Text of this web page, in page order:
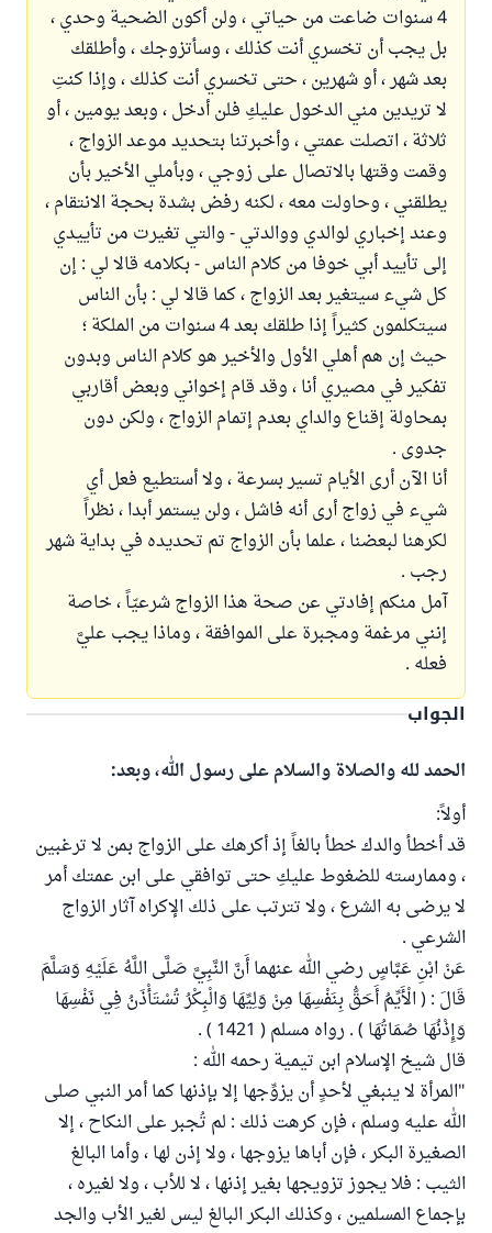
4 سنوات ضاعت من حياتي ، ولن أكون الضحية وحدي ،
بل يجب أن تخسري أنت كذلك ، وسأتزوجك ، وأطلقك
بعد شهر ، أو شهرين ، حتى تخسري أنت كذلك ، وإذا كنتِ
لا تريدين مني الدخول عليكِ فلن أدخل ، وبعد يومين ، أو
ثلاثة ، اتصلت عمتي ، وأخبرتنا بتحديد موعد الزواج ،
وقمت وقتها بالاتصال على زوجي ، وبأملي الأخير بأن
يطلقني ، وحاولت معه ، لكنه رفض بشدة بحجة الانتقام ،
وعند إخباري لوالدي ووالدتي - والتي تغيرت من تأييدي
إلى تأييد أبي خوفا من كلام الناس - بكلامه قالا لي : إن
كل شيء سيتغير بعد الزواج ، كما قالا لي : بأن الناس
سيتكلمون كثيراً إذا طلقك بعد 4 سنوات من الملكة ؛
حيث إن هم أهلي الأول والأخير هو كلام الناس وبدون
تفكير في مصيري أنا ، وقد قام إخواني وبعض أقاربي
بمحاولة إقناع والداي بعدم إتمام الزواج ، ولكن دون
جدوى .
أنا الآن أرى الأيام تسير بسرعة ، ولا أستطيع فعل أي
شيء في زواج أرى أنه فاشل ، ولن يستمر أبدا ، نظراً
لكرهنا لبعضنا ، علما بأن الزواج تم تحديده في بداية شهر
رجب .
آمل منكم إفادتي عن صحة هذا الزواج شرعيّاً ، خاصة
إنني مرغمة ومجبرة على الموافقة ، وماذا يجب عليَّ
فعله .
الجواب
الحمد لله والصلاة والسلام على رسول الله، وبعد:
أولاً:
قد أخطأ والدك خطأ بالغاً إذ أكرهك على الزواج بمن لا ترغبين
، وممارسته للضغوط عليكِ حتى توافقي على ابن عمتك أمر
لا يرضى به الشرع ، ولا تترتب على ذلك الإكراه آثار الزواج
الشرعي .
عَنْ ابْنِ عَبَّاسٍ رضي الله عنهما أَنَّ النَّبِيَّ صَلَّى اللَّهُ عَلَيْهِ وَسَلَّمَ
قَالَ : ( الْأَيِّمُ أَحَقُّ بِنَفْسِهَا مِنْ وَلِيِّهَا وَالْبِكْرُ تُسْتَأْذَنُ فِي نَفْسِهَا
وَإِذْنُهَا صُمَاتُهَا ) . رواه مسلم ( 1421 ) .
قال شيخ الإسلام ابن تيمية رحمه الله :
"المرأة لا ينبغي لأحدٍ أن يزوِّجها إلا بإذنها كما أمر النبي صلى
الله عليه وسلم ، فإن كرهت ذلك : لم تُجبر على النكاح ، إلا
الصغيرة البكر ، فإن أباها يزوجها ، ولا إذن لها ، وأما البالغ
الثيب : فلا يجوز تزويجها بغير إذنها ، لا للأب ، ولا لغيره ،
بإجماع المسلمين ، وكذلك البكر البالغ ليس لغير الأب والجد